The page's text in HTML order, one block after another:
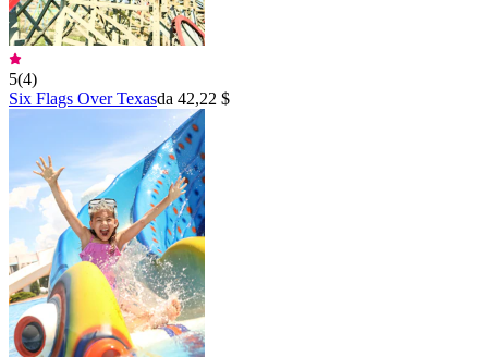
5(4)
Six Flags Over Texasda 42,22 $